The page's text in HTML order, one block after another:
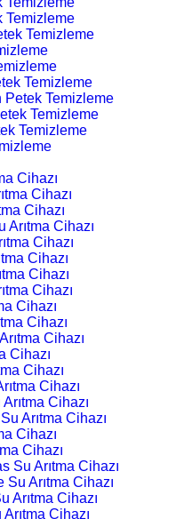
Temizleme
Temizleme
Temizleme
Petek Temizleme
Temizleme
Temizleme
Cihazı
Cihazı
Cihazı
Arıtma Cihazı
Cihazı
Cihazı
Cihazı
Cihazı
Cihazı
Cihazı
Cihazı
Cihazı
Cihazı
Cihazı
Cihazı
Arıtma Cihazı
Cihazı
Cihazı
Su Arıtma Cihazı
Arıtma Cihazı
Arıtma Cihazı
Cihazı